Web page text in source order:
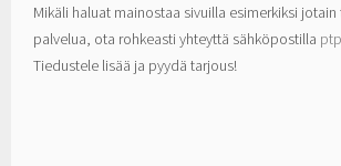
Mikäli haluat mainostaa sivuilla esimerkiksi
palvelua, ota rohkeasti yhteyttä sähköpostilla
Tiedustele lisää ja pyydä tarjous!